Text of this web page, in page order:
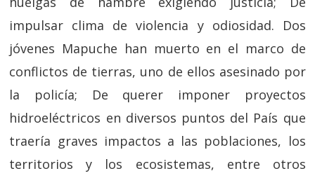
impulsar clima de violencia y odiosidad. Dos
jóvenes Mapuche han muerto en el marco de
conflictos de tierras, uno de ellos asesinado por
la policía; De querer imponer proyectos
hidroeléctricos en diversos puntos del País que
traería graves impactos a las poblaciones, los
territorios y los ecosistemas, entre otros